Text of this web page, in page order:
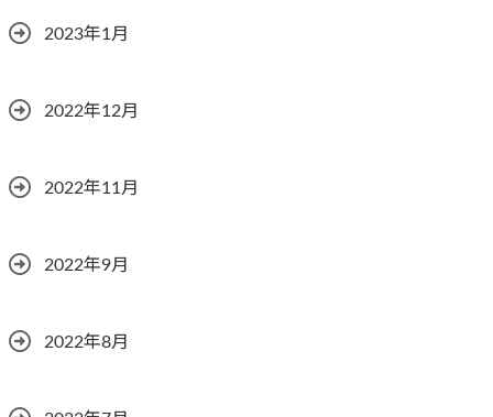
2023年1月
2022年12月
2022年11月
2022年9月
2022年8月